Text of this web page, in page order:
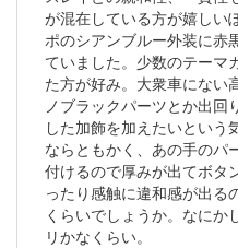
が混在している方が嬉しい
ポのシアンブルー外装に赤
ていました。少数のテーマ
た方が好み。大衆車にない
ノブラックパーツとか出回
した加飾を加えたいという
ならともかく、あの手のパ
付けるので厚みが出てボタ
ったり感触に違和感が出る
くらいでしょうか。なにか
リかなくらい。